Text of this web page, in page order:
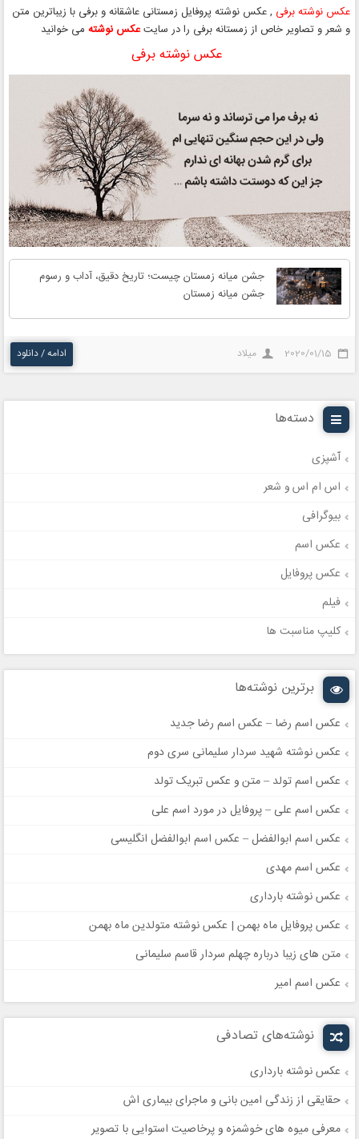
عکس نوشته برفی , عکس نوشته پروفایل زمستانی عاشقانه و برفی با زیباترین متن
و شعر و تصاویر خاص از زمستانه برفی را در سایتعکس نوشته می خوانید
عکس نوشته برفی
جشن میانه زمستان چیست؛ تاریخ دقیق، آداب و رسوم
جشن میانه زمستان
2020/01/15 میلاد ادامه / دانلود
دسته‌ها
آشپزی
اس ام اس و شعر
بیوگرافی
عکس اسم
عکس پروفایل
فیلم
کلیپ مناسبت ها
برترین نوشته‌ها
عکس اسم رضا – عکس اسم رضا جدید
عکس نوشته شهید سردار سلیمانی سری دوم
عکس اسم تولد – متن و عکس تبریک تولد
عکس اسم علی – پروفایل در مورد اسم علی
عکس اسم ابوالفضل – عکس اسم ابوالفضل انگلیسی
عکس اسم مهدی
عکس نوشته بارداری
عکس پروفایل ماه بهمن | عکس نوشته متولدین ماه بهمن
متن های زیبا درباره چهلم سردار قاسم سلیمانی
عکس اسم امیر
نوشته‌های تصادفی
عکس نوشته بارداری
حقایقی از زندگی امین بانی و ماجرای بیماری اش
معرفی میوه های خوشمزه و پرخاصیت استوایی با تصویر